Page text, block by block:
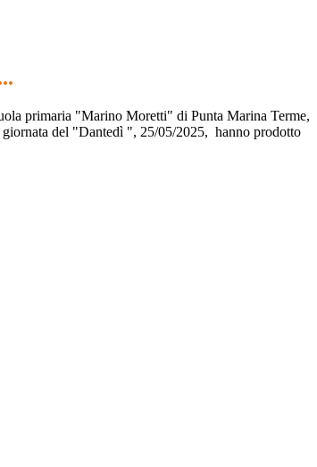
primaria "Marino Moretti" di Punta Marina Terme,
giornata del "Dantedì ", 25/05/2025, hanno prodotto